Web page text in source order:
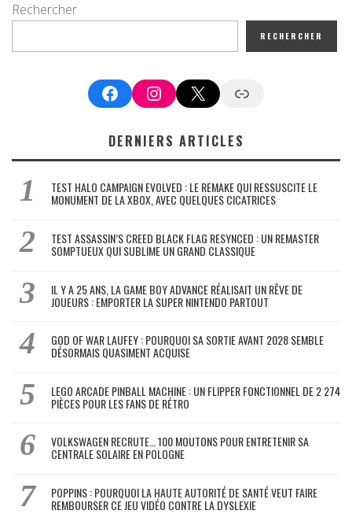
Rechercher
RECHERCHER
FacebookInstagram
X Google News
DERNIERS ARTICLES
TEST HALO CAMPAIGN EVOLVED : LE REMAKE QUI RESSUSCITE LE
MONUMENT DE LA XBOX, AVEC QUELQUES CICATRICES
TEST ASSASSIN’S CREED BLACK FLAG RESYNCED : UN REMASTER
SOMPTUEUX QUI SUBLIME UN GRAND CLASSIQUE
IL Y A 25 ANS, LA GAME BOY ADVANCE RÉALISAIT UN RÊVE DE
JOUEURS : EMPORTER LA SUPER NINTENDO PARTOUT
GOD OF WAR LAUFEY : POURQUOI SA SORTIE AVANT 2028 SEMBLE
DÉSORMAIS QUASIMENT ACQUISE
LEGO ARCADE PINBALL MACHINE : UN FLIPPER FONCTIONNEL DE 2 274
PIÈCES POUR LES FANS DE RÉTRO
VOLKSWAGEN RECRUTE… 100 MOUTONS POUR ENTRETENIR SA
CENTRALE SOLAIRE EN POLOGNE
POPPINS : POURQUOI LA HAUTE AUTORITÉ DE SANTÉ VEUT FAIRE
REMBOURSER CE JEU VIDÉO CONTRE LA DYSLEXIE